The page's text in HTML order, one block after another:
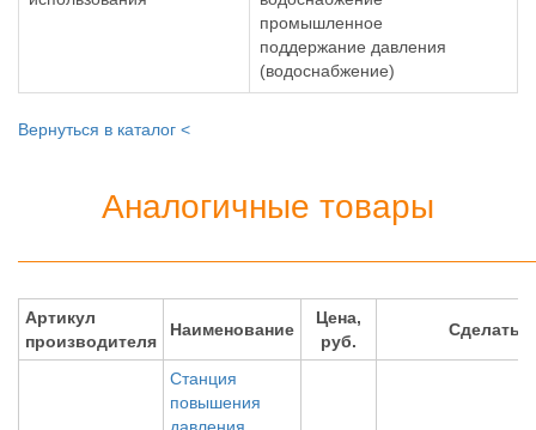
промышленное
поддержание давления
(водоснабжение)
Вернуться в каталог <
Аналогичные товары
Артикул
производителя
Наименование
Цена,
руб.
Сделать
Станция
повышения